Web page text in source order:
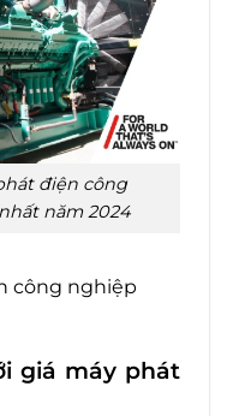
điện công
năm 2024
công nghiệp
giá máy phát